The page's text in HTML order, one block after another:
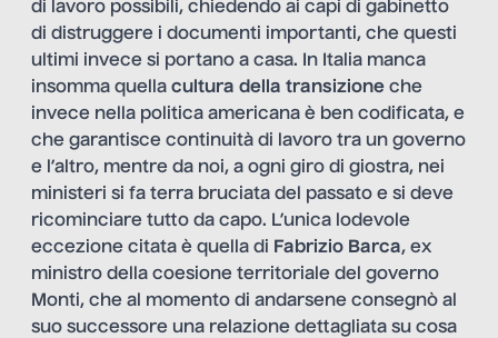
di lavoro possibili, chiedendo ai capi di gabinetto
di distruggere i documenti importanti, che questi
ultimi invece si portano a casa. In Italia manca
insomma quella cultura della transizione che
invece nella politica americana è ben codificata, e
che garantisce continuità di lavoro tra un governo
e l’altro, mentre da noi, a ogni giro di giostra, nei
ministeri si fa terra bruciata del passato e si deve
ricominciare tutto da capo. L’unica lodevole
eccezione citata è quella di Fabrizio Barca, ex
ministro della coesione territoriale del governo
Monti, che al momento di andarsene consegnò al
suo successore una relazione dettagliata su cosa